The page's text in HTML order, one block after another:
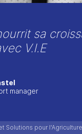
sa
V.I.E
manager
Solutions pour